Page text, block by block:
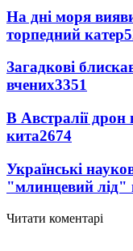
На дні моря
торпедний катер
Загадкові
вчених3351
В Австралії
кита2674
Українські
"млинцевий лід"
Читати коментарі